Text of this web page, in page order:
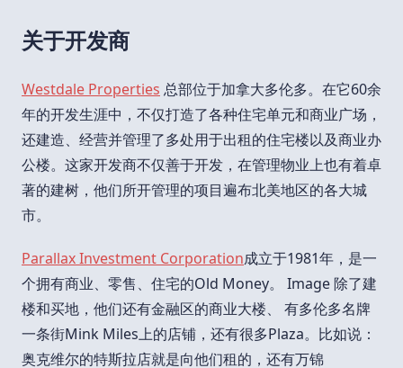
关于开发商
Westdale Properties 总部位于加拿大多伦多。在它60余
年的开发生涯中，不仅打造了各种住宅单元和商业广场，
还建造、经营并管理了多处用于出租的住宅楼以及商业办
公楼。这家开发商不仅善于开发，在管理物业上也有着卓
著的建树，他们所开管理的项目遍布北美地区的各大城
市。
Parallax Investment Corporation成立于1981年，是一
个拥有商业、零售、住宅的Old Money。 Image 除了建
楼和买地，他们还有金融区的商业大楼、 有多伦多名牌
一条街Mink Miles上的店铺，还有很多Plaza。比如说：
奥克维尔的特斯拉店就是向他们租的，还有万锦